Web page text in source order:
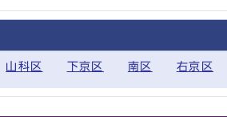
山科区 下京区 南区 右京区